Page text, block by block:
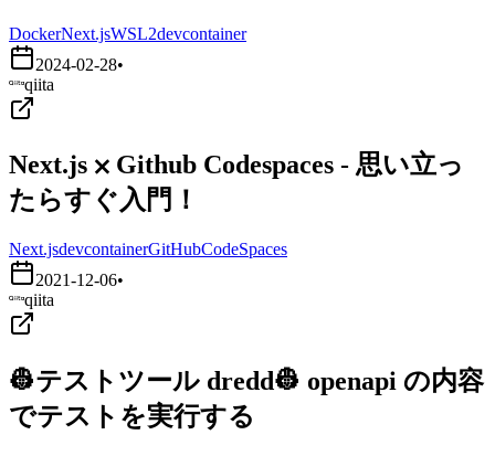
DockerNext.jsWSL2devcontainer
2024-02-28•
qiita
Next.js ⨉ Github Codespaces - 思い立っ
たらすぐ入門！
Next.jsdevcontainerGitHubCodeSpaces
2021-12-06•
qiita
👷テストツール dredd👷 openapi の内容
でテストを実行する